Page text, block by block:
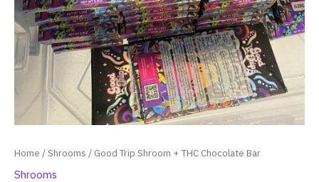
Home /Shrooms / Good Trip Shroom + THC Chocolate Bar
Shrooms